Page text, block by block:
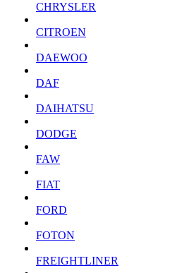
CHRYSLER
CITROEN
DAEWOO
DAF
DAIHATSU
DODGE
FAW
FIAT
FORD
FOTON
FREIGHTLINER